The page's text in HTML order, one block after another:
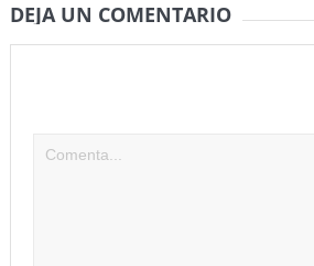
DEJA UN COMENTARIO